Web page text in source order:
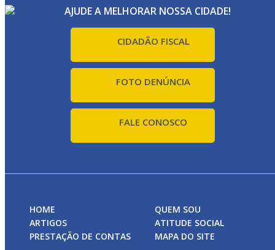
AJUDE A MELHORAR NOSSA CIDADE!
CIDADÃO FISCAL
FOTO DENÚNCIA
FALE CONOSCO
HOME
QUEM SOU
ARTIGOS
ATITUDE SOCIAL
PRESTAÇÃO DE CONTAS
MAPA DO SITE